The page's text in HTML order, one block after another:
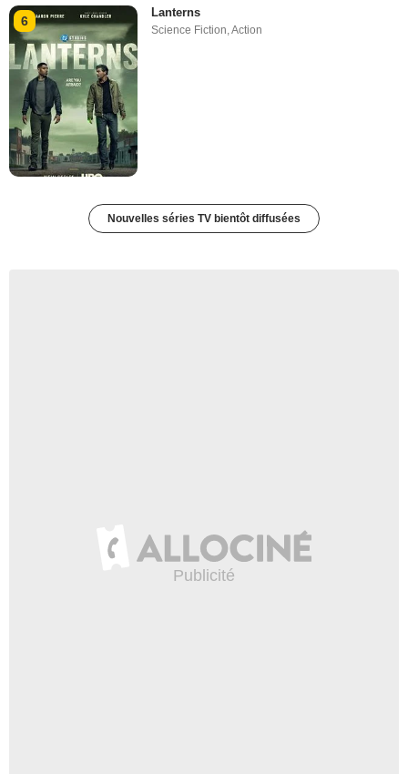
6
Lanterns
Science Fiction ,Action
Nouvelles séries TV bientôt diffusées